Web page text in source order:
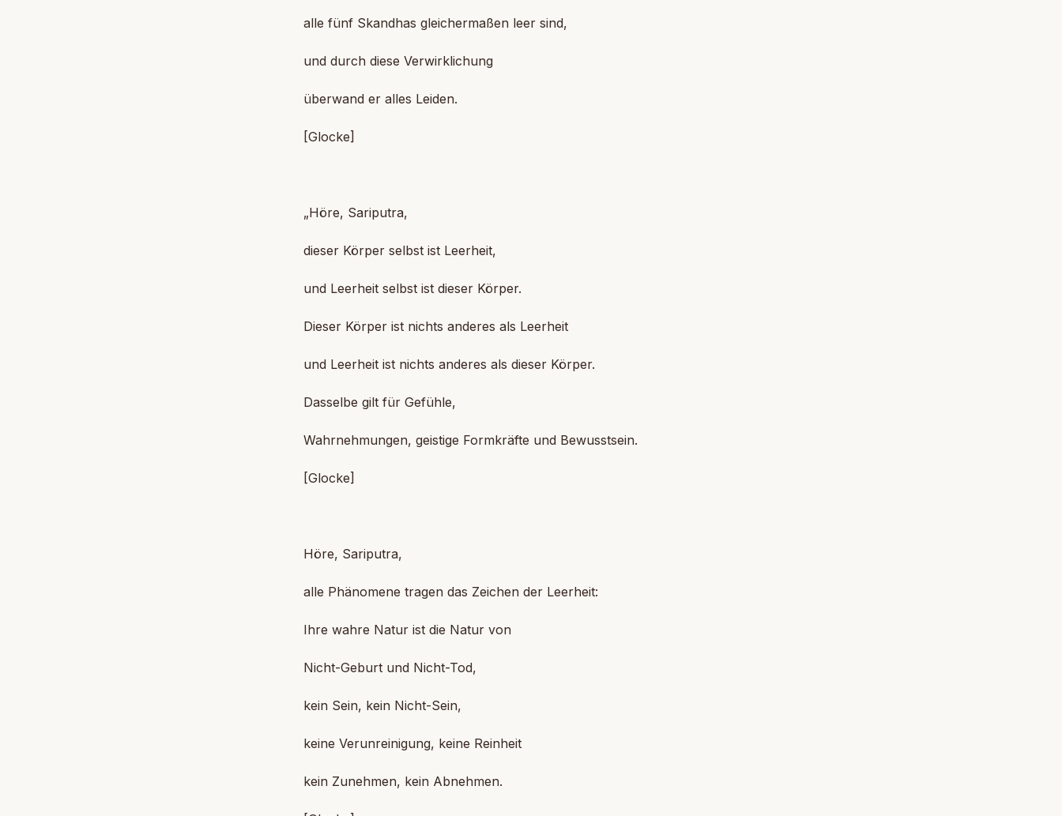
alle fünf Skandhas gleichermaßen leer sind,
und durch diese Verwirklichung
überwand er alles Leiden.
[Glocke]
„Höre, Sariputra,
dieser Körper selbst ist Leerheit,
und Leerheit selbst ist dieser Körper.
Dieser Körper ist nichts anderes als Leerheit
und Leerheit ist nichts anderes als dieser Körper.
Dasselbe gilt für Gefühle,
Wahrnehmungen, geistige Formkräfte und Bewusstsein.
[Glocke]
Höre, Sariputra,
alle Phänomene tragen das Zeichen der Leerheit:
Ihre wahre Natur ist die Natur von
Nicht-Geburt und Nicht-Tod,
kein Sein, kein Nicht-Sein,
keine Verunreinigung, keine Reinheit
kein Zunehmen, kein Abnehmen.